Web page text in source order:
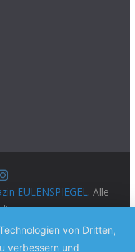
EULENSPIEGEL. Alle
Präsentiert von
.
von Dritten,
verbessern und